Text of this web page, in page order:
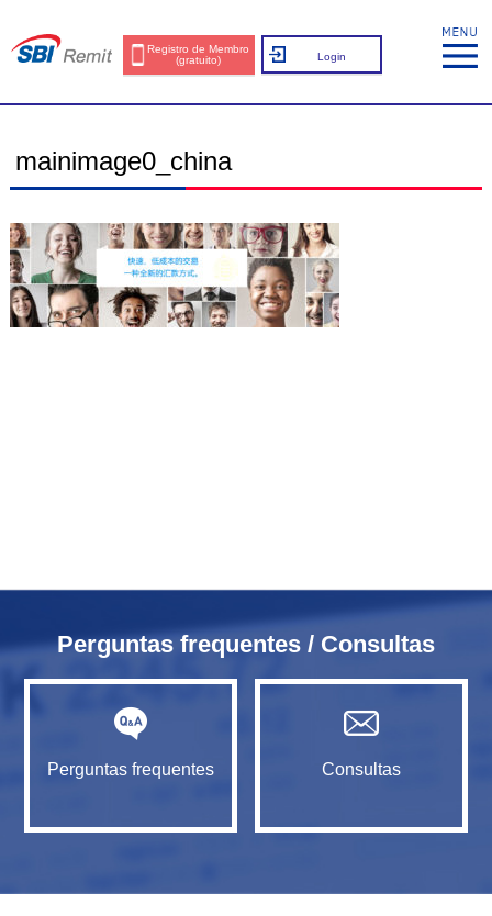
Registro de Membro
(gratuito)
Login
mainimage0_china
Perguntas frequentes / Consultas
Perguntas frequentes Consultas